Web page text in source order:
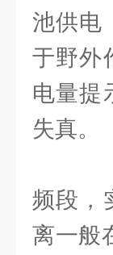
池供电
于野外
电量提
失真。
5
频段，
离一般